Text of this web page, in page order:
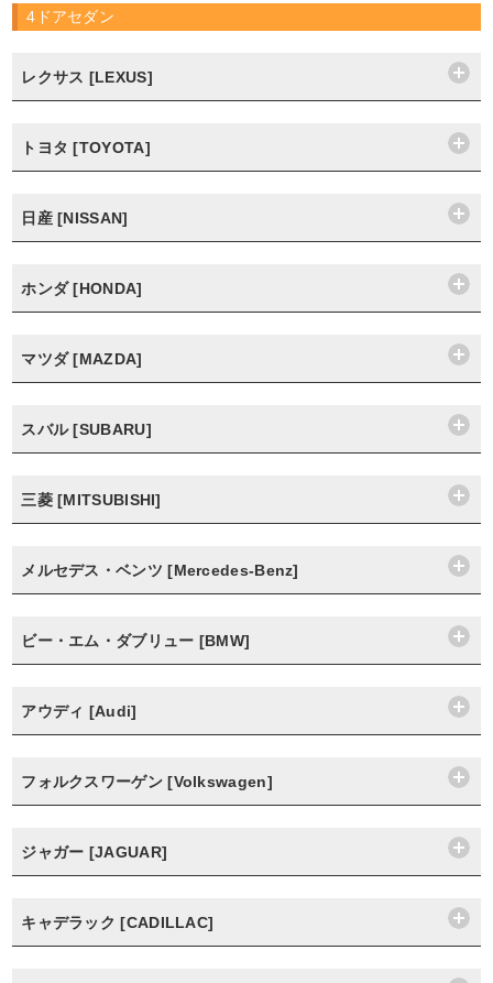
4ドアセダン
レクサス [LEXUS]
トヨタ [TOYOTA]
日産 [NISSAN]
ホンダ [HONDA]
マツダ [MAZDA]
スバル [SUBARU]
三菱 [MITSUBISHI]
メルセデス・ベンツ [Mercedes-Benz]
ビー・エム・ダブリュー [BMW]
アウディ [Audi]
フォルクスワーゲン [Volkswagen]
ジャガー [JAGUAR]
キャデラック [CADILLAC]